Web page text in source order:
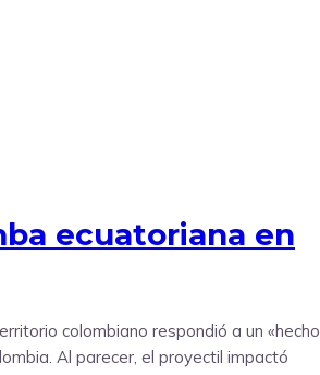
ecuatoriana en
colombiano respondió a un «hecho
Al parecer, el proyectil impactó